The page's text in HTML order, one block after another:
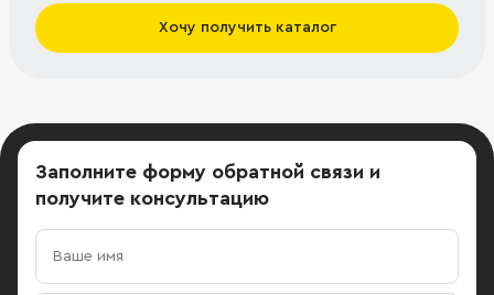
Хочу получить каталог
Заполните форму обратной связи и
получите консультацию